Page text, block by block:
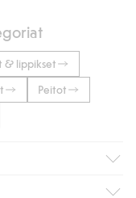
& lippikset
Peitot